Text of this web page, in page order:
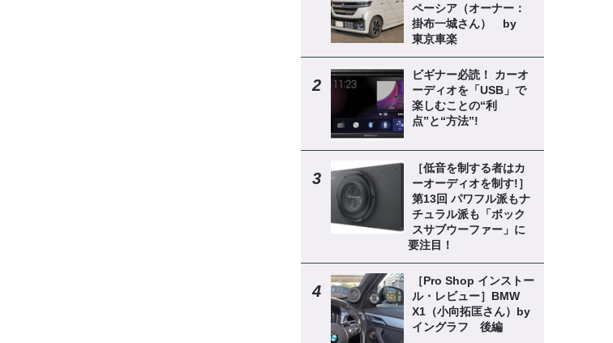
ペーシア（オーナー：
掛布一城さん） by
東京車楽
ビギナー必読！ カーオ
ーディオを「USB」で
楽しむことの“利
点”と“方法”!
［低音を制する者はカ
ーオーディオを制す!］
第13回 パワフル派もナ
チュラル派も「ボック
スサブウーファー」に
要注目！
［Pro Shop インストー
ル・レビュー］BMW
X1（小向拓匡さん）by
イングラフ 後編